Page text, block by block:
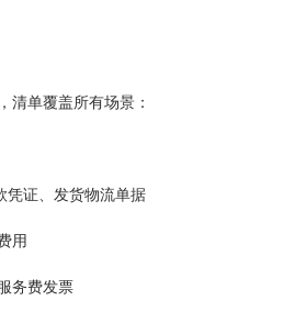
清单覆盖所有场景：
凭证、发货物流单据
用
务费发票